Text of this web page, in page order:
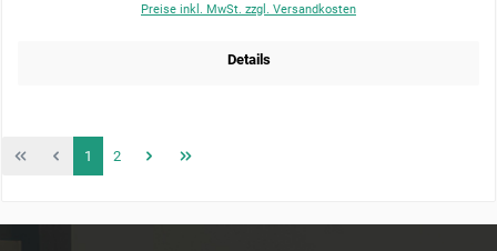
Preise inkl. MwSt. zzgl. Versandkosten
Details
Seite
1 Seite
2